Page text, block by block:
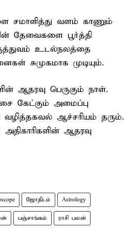
சமாளித்து வளம் காணும்
தேவைகளை பூர்த்தி
உடல்நலத்தை
சுமுகமாக முடியும்.
ஆதரவு பெருகும் நாள்.
கேட்கும் அமைப்பு
வழித்தகவல் ஆச்சரியம் தரும்.
ஆதரவு
ஜோதிடம் Astrology
பஞ்சாங்கம் ராசி பலன்